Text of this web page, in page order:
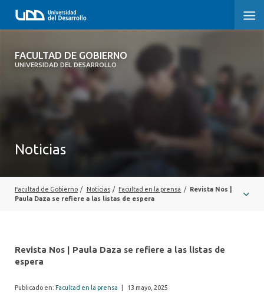
FACULTAD DE GOBIERNO
UNIVERSIDAD DEL DESARROLLO
FACULTAD DE GOBIERNO
EXTENSIÓN
Noticias
Facultad de Gobierno / Noticias / Facultad en la prensa /
Revista Nos |
Paula Daza se refiere a las listas de espera
Revista Nos | Paula Daza se refiere a las listas de
espera
Publicado en: Facultad en la prensa 13 mayo, 2025